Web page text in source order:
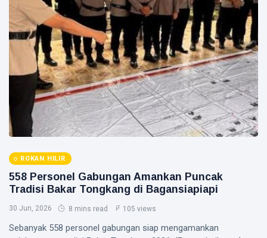
ROKAN HILIR
558 Personel Gabungan Amankan Puncak
Tradisi Bakar Tongkang di Bagansiapiapi
30 Jun, 2026 8 mins read 105 views
Sebanyak 558 personel gabungan siap mengamankan